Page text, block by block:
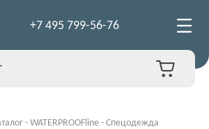
+7 495 799-56-76
-WATERPROOFline-Спецодежда